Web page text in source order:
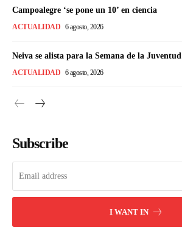
Campoalegre ‘se pone un 10’ en ciencia
ACTUALIDAD 6 agosto, 2026
Neiva se alista para la Semana de la Juventud
ACTUALIDAD 6 agosto, 2026
Subscribe
I WANT IN